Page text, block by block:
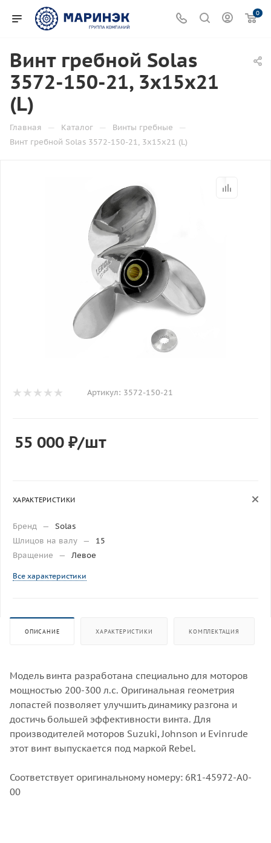
0
Винт гребной Solas
3572-150-21, 3x15x21
(L)
Главная — Каталог — Винты гребные —
Винт гребной Solas 3572-150-21, 3x15x21 (L)
Артикул: 3572-150-21
55 000 ₽/шт
ХАРАКТЕРИСТИКИ
Бренд —
Solas
Шлицов на валу —
15
Вращение
— Левое
Все характеристики
ОПИСАНИЕ ХАРАКТЕРИСТИКИ КОМПЛЕКТАЦИЯ
Модель винта разработана специально для моторов
мощностью 200-300 л.с. Оригинальная геометрия
лопастей позволяет улучшить динамику разгона и
достичь большей эффективности винта. Для
производителей моторов Suzuki, Johnson и Evinrude
этот винт выпускается под маркой Rebеl.
Соответствует оригинальному номеру: 6R1-45972-A0-
00